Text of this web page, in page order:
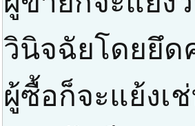
วินิจฉัยโดยยึด
ผู้ซื้อก็จะแย้งเ